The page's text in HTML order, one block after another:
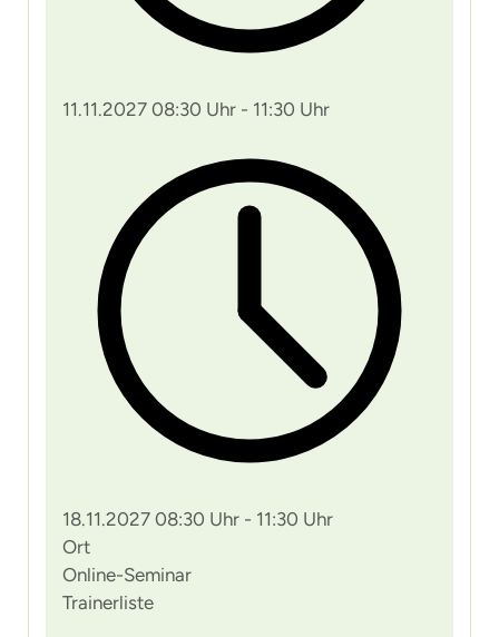
11.11.2027 08:30 Uhr - 11:30 Uhr
18.11.2027 08:30 Uhr - 11:30 Uhr
Ort
Online-Seminar
Trainerliste